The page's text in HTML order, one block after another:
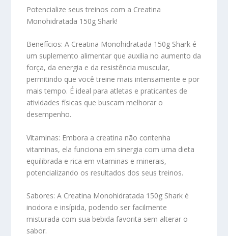
Potencialize seus treinos com a Creatina
Monohidratada 150g Shark!
Benefícios: A Creatina Monohidratada 150g Shark é
um suplemento alimentar que auxilia no aumento da
força, da energia e da resistência muscular,
permitindo que você treine mais intensamente e por
mais tempo. É ideal para atletas e praticantes de
atividades físicas que buscam melhorar o
desempenho.
Vitaminas: Embora a creatina não contenha
vitaminas, ela funciona em sinergia com uma dieta
equilibrada e rica em vitaminas e minerais,
potencializando os resultados dos seus treinos.
Sabores: A Creatina Monohidratada 150g Shark é
inodora e insípida, podendo ser facilmente
misturada com sua bebida favorita sem alterar o
sabor.